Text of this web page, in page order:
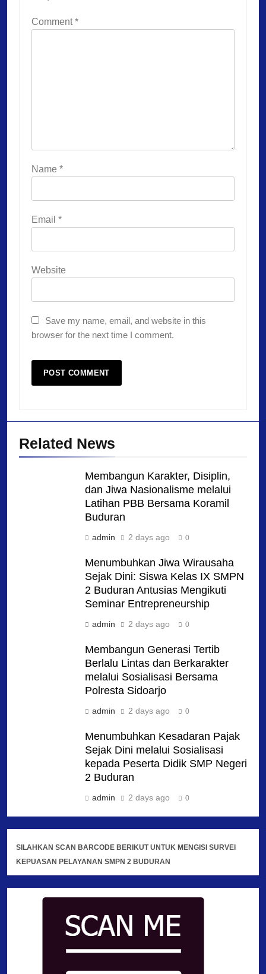
Comment*
Name *
Email *
Website
Save my name, email, and website in this
browser for the next time I comment.
Related News
Membangun Karakter, Disiplin,
dan Jiwa Nasionalisme melalui
Latihan PBB Bersama Koramil
Buduran
admin 2 days ago 0
Menumbuhkan Jiwa Wirausaha
Sejak Dini: Siswa Kelas IX SMPN
2 Buduran Antusias Mengikuti
Seminar Entrepreneurship
admin 2 days ago 0
Membangun Generasi Tertib
Berlalu Lintas dan Berkarakter
melalui Sosialisasi Bersama
Polresta Sidoarjo
admin 2 days ago 0
Menumbuhkan Kesadaran Pajak
Sejak Dini melalui Sosialisasi
kepada Peserta Didik SMP Negeri
2 Buduran
admin 2 days ago 0
SILAHKAN SCAN BARCODE BERIKUT UNTUK MENGISI SURVEI
KEPUASAN PELAYANAN SMPN 2 BUDURAN